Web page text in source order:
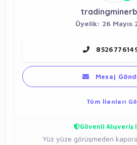
Üyelik: 26 Mayıs
Mesaj
Tüm İlanları
Güvenli Alışveriş
Yüz yüze görüşmeden